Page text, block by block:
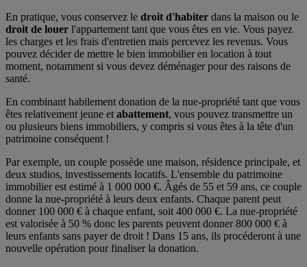
En pratique, vous conservez le droit d'habiter dans la maison ou le
droit de louer l'appartement tant que vous êtes en vie. Vous payez
les charges et les frais d'entretien mais percevez les revenus. Vous
pouvez décider de mettre le bien immobilier en location à tout
moment, notamment si vous devez déménager pour des raisons de
santé.
En combinant habilement donation de la nue-propriété tant que vous
êtes relativement jeune et abattement, vous pouvez transmettre un
ou plusieurs biens immobiliers, y compris si vous êtes à la tête d'un
patrimoine conséquent !
Par exemple, un couple possède une maison, résidence principale, et
deux studios, investissements locatifs. L'ensemble du patrimoine
immobilier est estimé à 1 000 000 €. Âgés de 55 et 59 ans, ce couple
donne la nue-propriété à leurs deux enfants. Chaque parent peut
donner 100 000 € à chaque enfant, soit 400 000 €. La nue-propriété
est valorisée à 50 % donc les parents peuvent donner 800 000 € à
leurs enfants sans payer de droit ! Dans 15 ans, ils procéderont à une
nouvelle opération pour finaliser la donation.